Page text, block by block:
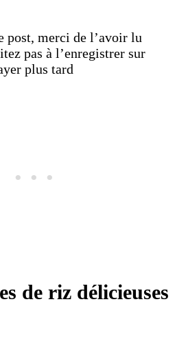
post, merci de l’avoir lu
pas à l’enregistrer sur
plus tard
de riz délicieuses